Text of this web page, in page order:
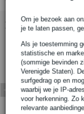
Om je bezoek aan
je te laten passen,
Als je toestemming
statistische en
(sommige bevinden
Verenigde Staten).
surfgedrag op en
waarbij we je IP-
voor herkenning. Zo
relevante
Bekijk ook eens (1)